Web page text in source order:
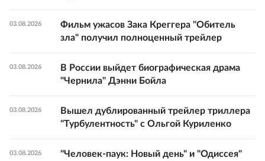
03.08.2026
Фильм ужасов Зака Креггера "Обитель
зла" получил полноценный трейлер
03.08.2026
В России выйдет биографическая драма
"Чернила" Дэнни Бойла
03.08.2026
Вышел дублированный трейлер триллера
"Турбулентность" с Ольгой Куриленко
03.08.2026
"Человек-паук: Новый день" и "Одиссея"